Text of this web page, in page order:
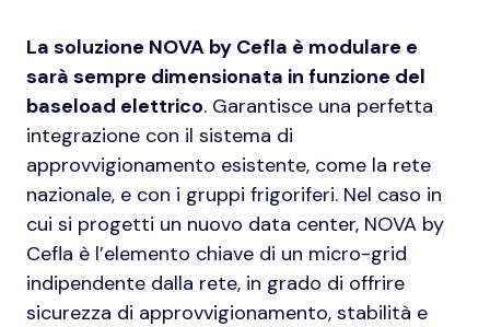
La soluzione NOVA by Cefla è modulare e
sarà sempre dimensionata in funzione del
baseload elettrico. Garantisce una perfetta
integrazione con il sistema di
approvvigionamento esistente, come la rete
nazionale, e con i gruppi frigoriferi. Nel caso in
cui si progetti un nuovo data center, NOVA by
Cefla è l’elemento chiave di un micro-grid
indipendente dalla rete, in grado di offrire
sicurezza di approvvigionamento, stabilità e